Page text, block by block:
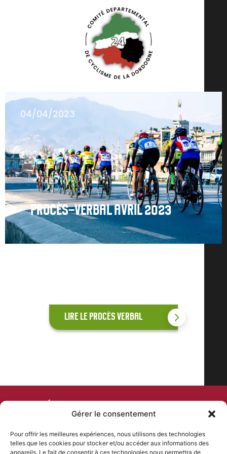
Gérer le consentement
Pour offrir les meilleures expériences, nous utilisons des technologies
telles que les cookies pour stocker et/ou accéder aux informations des
appareils. Le fait de consentir à ces technologies nous permettra de
04/04/2023
PROCÈS-VERBAL AVRIL 2023
LIRE LE PROCÈS VERBAL
COMITÉ DEPARTEMENTAL
PLAN DU SITE
NOS COORDONNÉES